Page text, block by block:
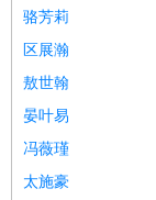
骆芳莉
区展瀚
敖世翰
晏叶易
冯薇瑾
太施豪